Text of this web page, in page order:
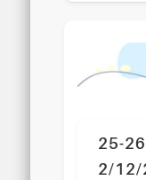
25-
2/12/